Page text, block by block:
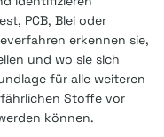
PCB, Blei oder
erkennen sie,
und wo sie sich
für alle weiteren
Stoffe vor
können.